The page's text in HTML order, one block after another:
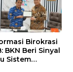
Birokrasi
BKN Beri Sinyal
Sistem